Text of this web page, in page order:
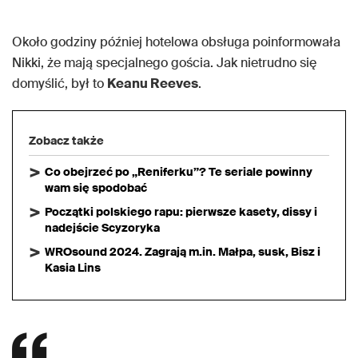
Około godziny później hotelowa obsługa poinformowała
Nikki, że mają specjalnego gościa. Jak nietrudno się
domyślić, był to Keanu Reeves.
Zobacz także
Co obejrzeć po „Reniferku”? Te seriale powinny
wam się spodobać
Początki polskiego rapu: pierwsze kasety, dissy i
nadejście Scyzoryka
WROsound 2024. Zagrają m.in. Małpa, susk, Bisz i
Kasia Lins